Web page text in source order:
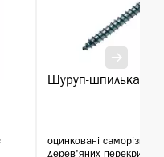
Шуруп-шпилька М8
оцинковані саморізи
дерев'яних перекриттів